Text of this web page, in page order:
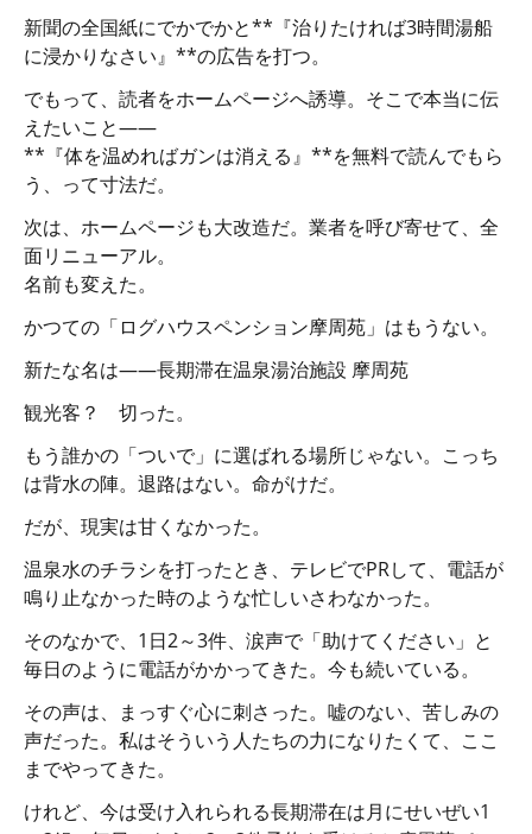
新聞の全国紙にでかでかと**『治りたければ3時間湯船
に浸かりなさい』**の広告を打つ。
でもって、読者をホームページへ誘導。そこで本当に伝
えたいこと――
**『体を温めればガンは消える』**を無料で読んでもら
う、って寸法だ。
次は、ホームページも大改造だ。業者を呼び寄せて、全
面リニューアル。
名前も変えた。
かつての「ログハウスペンション摩周苑」はもうない。
新たな名は――長期滞在温泉湯治施設 摩周苑
観光客？ 切った。
もう誰かの「ついで」に選ばれる場所じゃない。こっち
は背水の陣。退路はない。命がけだ。
だが、現実は甘くなかった。
温泉水のチラシを打ったとき、テレビでPRして、電話が
鳴り止なかった時のような忙しいさわなかった。
そのなかで、1日2～3件、涙声で「助けてください」と
毎日のように電話がかかってきた。今も続いている。
その声は、まっすぐ心に刺さった。嘘のない、苦しみの
声だった。私はそういう人たちの力になりたくて、ここ
までやってきた。
けれど、今は受け入れられる長期滞在は月にせいぜい1